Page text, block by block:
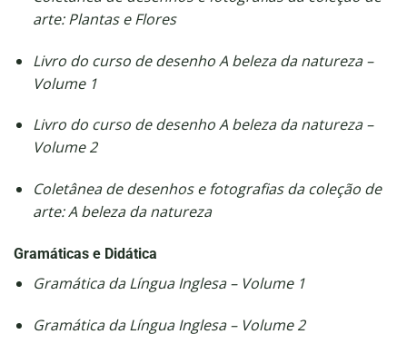
arte: Plantas e Flores
Livro do curso de desenho A beleza da natureza –
Volume 1
Livro do curso de desenho A beleza da natureza –
Volume 2
Coletânea de desenhos e fotografias da coleção de
arte: A beleza da natureza
Gramáticas e Didática
Gramática da Língua Inglesa – Volume 1
Gramática da Língua Inglesa – Volume 2